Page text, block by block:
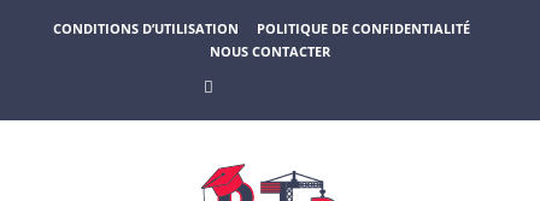
CONDITIONS D’UTILISATION
POLITIQUE DE CONFIDENTIALITÉ
NOUS CONTACTER